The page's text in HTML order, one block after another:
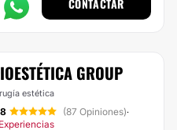
CONTACTAR
GROUP
estética
(87 Opiniones)·